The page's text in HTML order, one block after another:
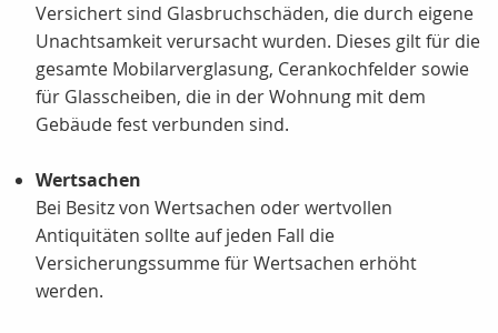
Versichert sind Glasbruchschäden, die durch eigene
Unachtsamkeit verursacht wurden. Dieses gilt für die
gesamte Mobilarverglasung, Cerankochfelder sowie
für Glasscheiben, die in der Wohnung mit dem
Gebäude fest verbunden sind.
Wertsachen
Bei Besitz von Wertsachen oder wertvollen
Antiquitäten sollte auf jeden Fall die
Versicherungssumme für Wertsachen erhöht
werden.